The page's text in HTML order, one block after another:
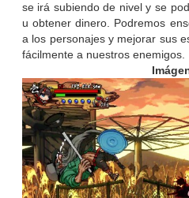
se irá subiendo de nivel y se
u obtener dinero. Podremos
a los personajes y mejorar sus
fácilmente a nuestros enemigos.